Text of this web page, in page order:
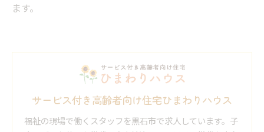
ます。
サービス付き高齢者向け住宅ひまわりハウス
福祉の現場で働くスタッフを黒石市で求人しています。子